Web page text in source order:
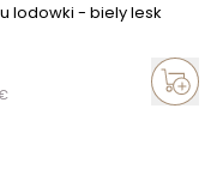
do riadu lodowki - biely lesk